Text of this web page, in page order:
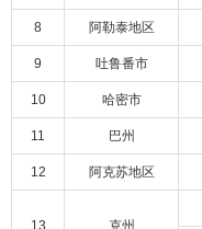
8 阿勒泰地区
9 吐鲁番市
10 哈密市
11 巴州
12 阿克苏地区
13 克州